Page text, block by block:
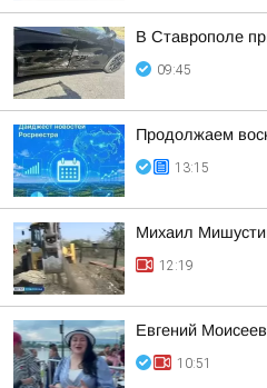
В Ставрополе
09:45
Продолжаем
13:15
Михаил
12:19
Евгений
10:51